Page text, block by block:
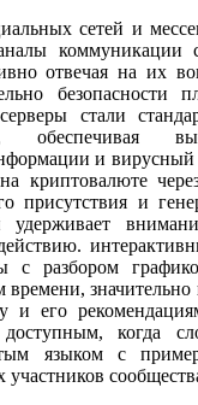
сетей и
коммуникации
отвечая на их
безопасности
стали
обеспечивая
и
криптовалюте
присутствия и
удерживает
с разбором
времени,
и его
доступным, когда
языком с